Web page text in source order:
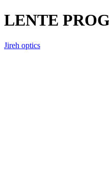
LENTE
Jireh optics